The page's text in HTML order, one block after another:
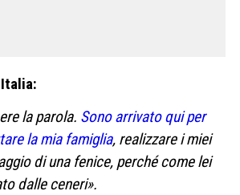
la parola. Sono arrivato qui per
la mia famiglia, realizzare i miei
di una fenice, perché come lei
dalle ceneri».